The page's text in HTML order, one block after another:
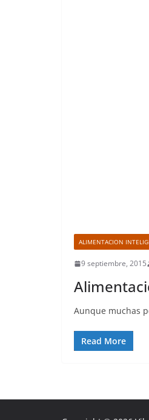
ALIMENTACION
9 septiembre, 2015
Aunque muchas
Read More